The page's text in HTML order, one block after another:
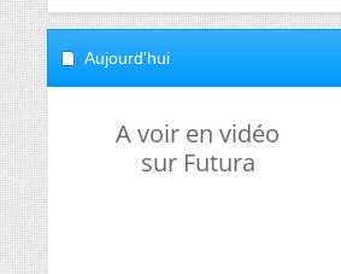
Aujourd'hui
A voir en vidéo
sur Futura